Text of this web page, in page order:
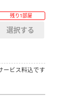
残り1部屋
ービス料込です